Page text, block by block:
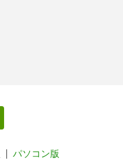
パソコン版